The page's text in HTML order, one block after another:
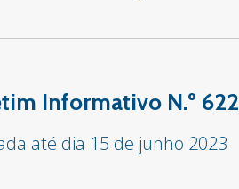
Informativo N.º 622
até dia 15 de junho 2023